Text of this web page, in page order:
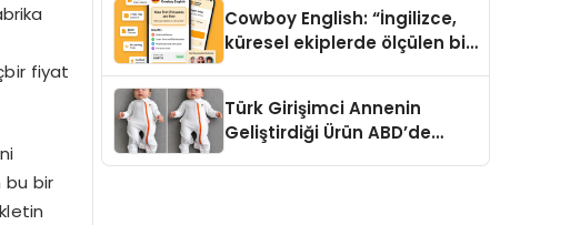
fiyat
bu bir
Cowboy English: “İngilizce,
küresel ekiplerde ölçülen bir
Türk Girişimci Annenin
Geliştirdiği Ürün ABD’de